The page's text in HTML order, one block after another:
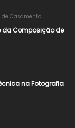
de Casamento
da Composição de
na Fotografia